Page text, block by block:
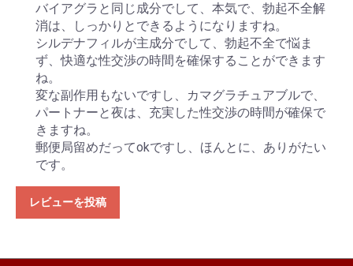
バイアグラと同じ成分でして、本気で、勃起不全解
消は、しっかりとできるようになりますね。
シルデナフィルが主成分でして、勃起不全で悩ま
ず、快適な性交渉の時間を確保することができます
ね。
変な副作用もないですし、カマグラチュアブルで、
パートナーと夜は、充実した性交渉の時間が確保で
きますね。
郵便局留めだってokですし、ほんとに、ありがたい
です。
レビューを投稿